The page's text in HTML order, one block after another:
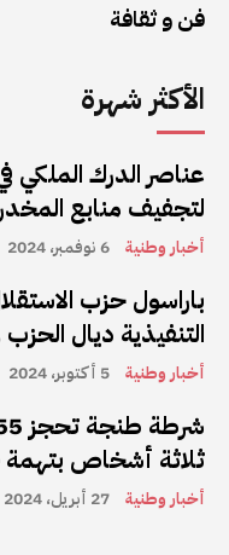
فن و ثقافة
الأكثر شهرة
عناصر الدرك
لتجفيف منابع
أخبار وطنية 6 نوفمبر، 2024
باراسول حزب
التنفيذية ديال الحزب
أخبار وطنية 5 أكتوبر، 2024
ثلاثة أشخاص بتهمة
أخبار وطنية 27 أبريل، 2024